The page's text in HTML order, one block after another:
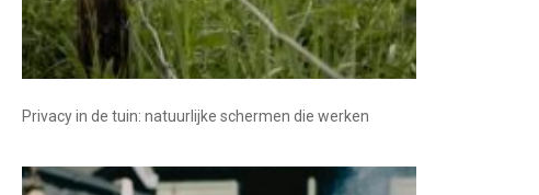
Privacy in de tuin: natuurlijke schermen die werken